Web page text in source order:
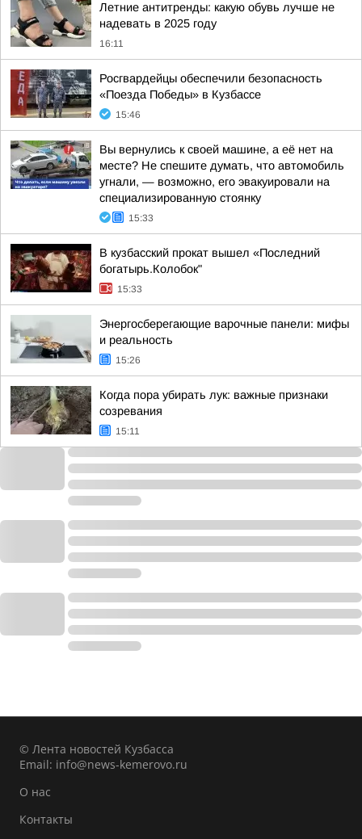
Летние антитренды: какую обувь лучше не
надевать в 2025 году
16:11
Росгвардейцы обеспечили безопасность
«Поезда Победы» в Кузбассе
15:46
Вы вернулись к своей машине, а её нет на
месте? Не спешите думать, что автомобиль
угнали, — возможно, его эвакуировали на
специализированную стоянку
15:33
В кузбасский прокат вышел «Последний
богатырь.Колобок"
15:33
Энергосберегающие варочные панели: мифы
и реальность
15:26
Когда пора убирать лук: важные признаки
созревания
15:11
© Лента новостей Кузбасса
Email: info@news-kemerovo.ru
О нас
Контакты